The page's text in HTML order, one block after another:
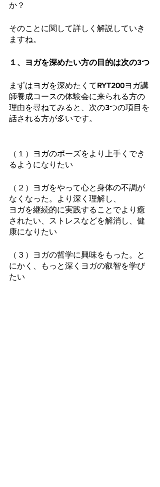
か？
そのことに関して詳しく解説していき
ますね。
１、ヨガを深めたい方の目的は次の3つ
まずはヨガを深めたくてRYT200ヨガ講
師養成コースの体験会に来られる方の
理由を尋ねてみると、次の3つの項目を
話される方が多いです。
（１）ヨガのポーズをより上手くでき
るようになりたい
（２）ヨガをやって心と身体の不調が
なくなった。より深く理解し、
ヨガを継続的に実践することでより癒
されたい、ストレスなどを解消し、健
康になりたい
（３）ヨガの哲学に興味をもった。と
にかく、もっと深くヨガの叡智を学び
たい